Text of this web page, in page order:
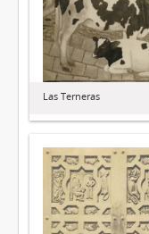
Las Terneras